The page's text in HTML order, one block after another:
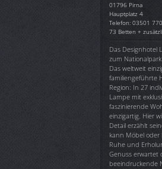
01796 Pirna
Hauptplatz 4
Telefon: 03501
73 Betten +
Das Designhotel
zum Nationalpark
Das weltweit
familiengeführte
Region: In 27
Lampe mit
faszinierende
einzigartig. Hier
Detail erzählt
kann Möbel
Ruhe und
Genuss erwartet
beeindruckende